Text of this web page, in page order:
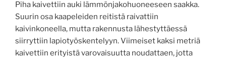
Piha kaivettiin auki lämmönjakohuoneeseen saakka.
Suurin osa kaapeleiden reitistä raivattiin
kaivinkoneella, mutta rakennusta lähestyttäessä
siirryttiin lapiotyöskentelyyn. Viimeiset kaksi metriä
kaivettiin erityistä varovaisuutta noudattaen, jotta